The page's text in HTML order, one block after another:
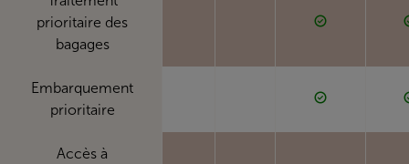
prioritaire des
bagages
Embarquement
prioritaire
Accès à